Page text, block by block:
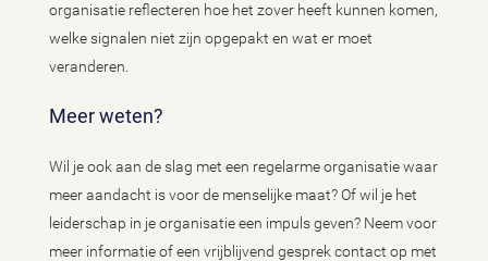
organisatie reflecteren hoe het zover heeft kunnen komen,
welke signalen niet zijn opgepakt en wat er moet
veranderen.
Meer weten?
Wil je ook aan de slag met een regelarme organisatie waar
meer aandacht is voor de menselijke maat? Of wil je het
leiderschap in je organisatie een impuls geven? Neem voor
meer informatie of een vrijblijvend gesprek contact op met